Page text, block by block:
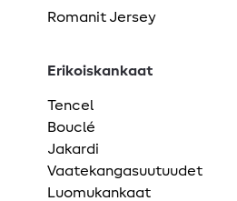
Romanit Jersey
Erikoiskankaat
Tencel
Bouclé
Jakardi
Vaatekangasuutuudet
Luomukankaat